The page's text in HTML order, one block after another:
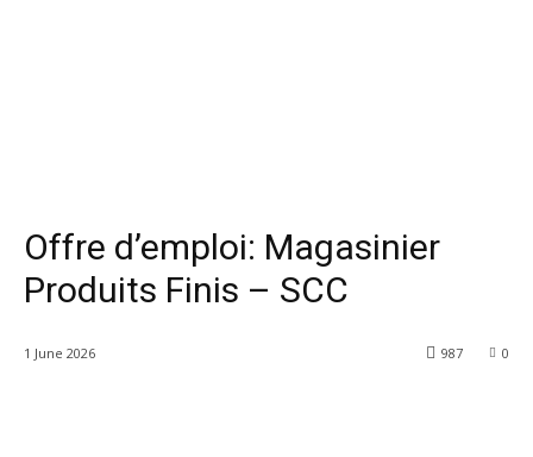
Offre d’emploi: Magasinier
Produits Finis – SCC
1 June 2026 0
987